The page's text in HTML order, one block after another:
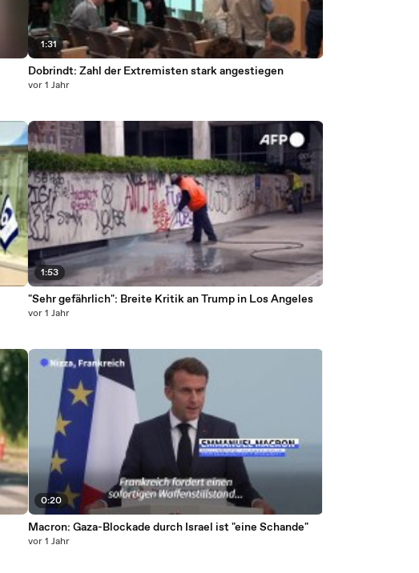
1:31
Dobrindt: Zahl der Extremisten stark angestiegen
vor 1 Jahr
1:53
"Sehr gefährlich": Breite Kritik an Trump in Los Angeles
vor 1 Jahr
0:20
Macron: Gaza-Blockade durch Israel ist "eine Schande"
vor 1 Jahr